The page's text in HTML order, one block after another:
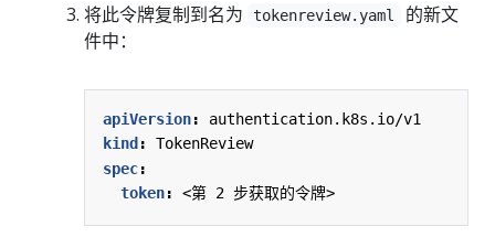
将此令牌复制到名为 tokenreview.yaml
的新文
件中：
apiVersion:
authentication.k8s.io/v1
kind :
TokenReview
spec:
token: <第 2 步获取的令牌>